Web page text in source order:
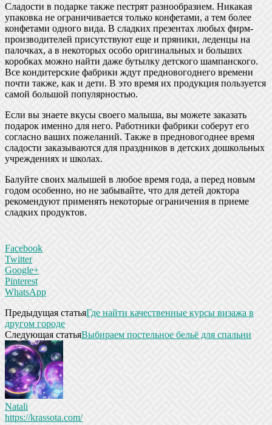
Сладости в подарке также пестрят разнообразием. Никакая
упаковка не ограничивается только конфетами, а тем более
конфетами одного вида. В сладких презентах любых фирм-
производителей присутствуют еще и пряники, леденцы на
палочках, а в некоторых особо оригинальных и больших
коробках можно найти даже бутылку детского шампанского.
Все кондитерские фабрики ждут предновогоднего времени
почти также, как и дети. В это время их продукция пользуется
самой большой популярностью.
Если вы знаете вкусы своего малыша, вы можете заказать
подарок именно для него. Работники фабрики соберут его
согласно ваших пожеланий. Также в предновогоднее время
сладости заказываются для праздников в детских дошкольных
учреждениях и школах.
Балуйте своих малышей в любое время года, а перед новым
годом особенно, но не забывайте, что для детей доктора
рекомендуют применять некоторые ограничения в приеме
сладких продуктов.
Facebook
Twitter
Google+
Pinterest
WhatsApp
Предыдущая статьяГде найти качественные курсы визажа в
другом городе
Следующая статьяВыбираем постельное бельё для спальни
Natali
https://krassota.com/